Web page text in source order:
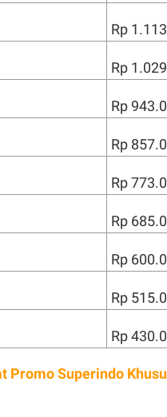
Rp
Rp
Rp
Rp
Rp
Rp
Rp
Rp
Rp
Promo Superindo